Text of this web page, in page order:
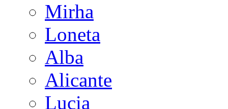
Mirha
Loneta
Alba
Alicante
Lucia